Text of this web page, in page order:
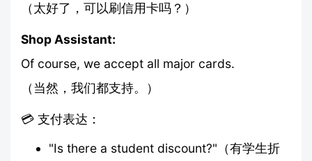
（太好了，可以刷信用卡吗？）
Shop Assistant:
Of course, we accept all major cards.
（当然，我们都支持。）
💳 支付表达：
"Is there a student discount?"（有学生折